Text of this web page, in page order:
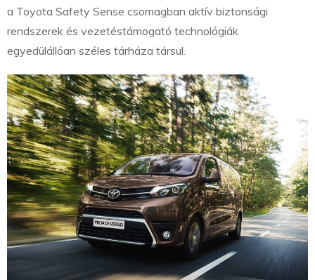
a Toyota Safety Sense csomagban aktív biztonsági
rendszerek és vezetéstámogató technológiák
egyedülállóan széles tárháza társul.